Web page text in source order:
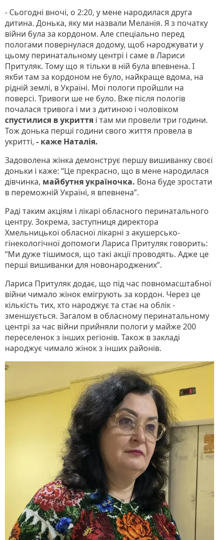
- Сьогодні вночі, о 2:20, у мене народилася друга
дитина. Донька, яку ми назвали Меланія. Я з початку
війни була за кордоном. Але спеціально перед
пологами повернулася додому, щоб народжувати у
цьому перинатальному центрі і саме в Лариси
Притуляк. Тому що я тільки в ній була впевнена. І
якби там за кордоном не було, найкраще вдома, на
рідній землі, в Україні. Мої пологи пройшли на
поверсі. Тривоги ше не було. Вже після пологів
почалася тривога і ми з дитиною і чоловіком
спустилися в укриття і там ми провели три години.
Тож донька перші години свого життя провела в
укритті, - каже Наталія.
Задоволена жінка демонструє першу вишиванку своєї
доньки і каже: “Це прекрасно, що в мене народилася
дівчинка, майбутня україночка. Вона буде зростати
в переможній Україні, я впевнена”.
Раді таким акціям і лікарі обласного перинатального
центру. Зокрема, заступниця директора
Хмельницької обласної лікарні з акушерсько-
гінекологічної допомоги Лариса Притуляк говорить:
“Ми дуже тішимося, що такі акції проводять. Адже це
перші вишиванки для новонароджених”.
Лариса Притуляк додає, що під час повномасштабної
війни чимало жінок емігрують за кордон. Через це
кількість тих, хто народжує та стає на облік -
зменшується. Загалом в обласному перинатальному
центрі за час війни прийняли пологи у майже 200
переселенок з інших регіонів. Також в закладі
народжує чимало жінок з інших районів.